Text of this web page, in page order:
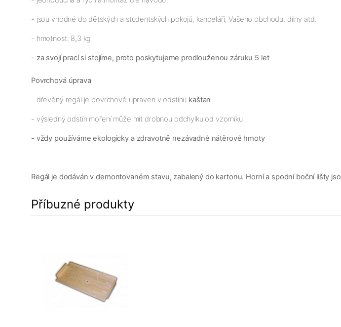
- jsou vhodné do dětských a studentských pokojů, kanceláří, Vašeho obchodu, dílny atd.
- hmotnost: 8,3 kg
- za svojí prací si stojíme, proto poskytujeme prodlouženou záruku 5 let
Povrchová úprava
- dřevěný regál je povrchově upraven v odstínu kaštan
- výsledný odstín moření může mít drobnou odchylku od vzorníku
- vždy používáme ekologicky a zdravotně nezávadné nátěrové hmoty
Regál je dodáván v demontovaném stavu, zabalený do kartonu. Horní a spodní boční lišty
Příbuzné produkty